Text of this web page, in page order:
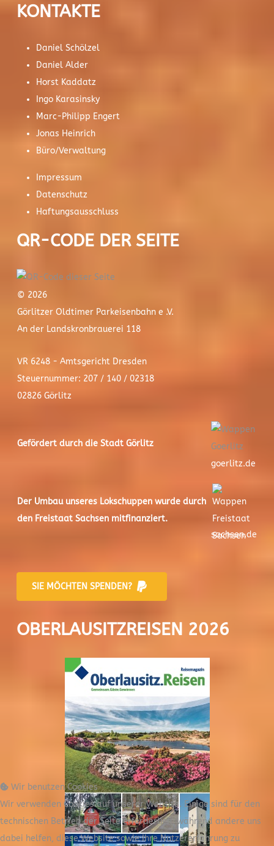
KONTAKTE
Daniel Schölzel
Daniel Alder
Horst Kaddatz
Ingo Karasinsky
Marc-Philipp Engert
Jonas Heinrich
Büro/Verwaltung
Impressum
Datenschutz
Haftungsausschluss
QR-CODE DER SEITE
© 2026
Görlitzer Oldtimer Parkeisenbahn e .V.
An der Landskronbrauerei 118
VR 6248 - Amtsgericht Dresden
Steuernummer: 207 / 140 / 02318
02826 Görlitz
Gefördert durch die Stadt Görlitz
goerlitz.de
Der Umbau unseres Lokschuppen wurde durch
den Freistaat Sachsen mitfinanziert.
sachsen.de
SIE MÖCHTEN SPENDEN?
OBERLAUSITZREISEN 2026
Wir benutzen Cookies
Wir verwenden Cookies auf unserer Website. Einige sind für den
technischen Betrieb der Seite erforderlich, während andere uns
dabei helfen, diese Website sowie Ihre Nutzererfahrung zu